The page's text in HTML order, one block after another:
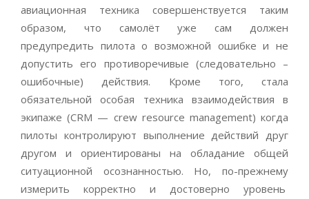
авиационная техника совершенствуется таким
образом, что самолёт уже сам должен
предупредить пилота о возможной ошибке и не
допустить его противоречивые (следовательно –
ошибочные) действия. Кроме того, стала
обязательной особая техника взаимодействия в
экипаже (CRM — сrew resource management) когда
пилоты контролируют выполнение действий друг
другом и ориентированы на обладание общей
ситуационной осознанностью. Но, по-прежнему
измерить корректно и достоверно уровень